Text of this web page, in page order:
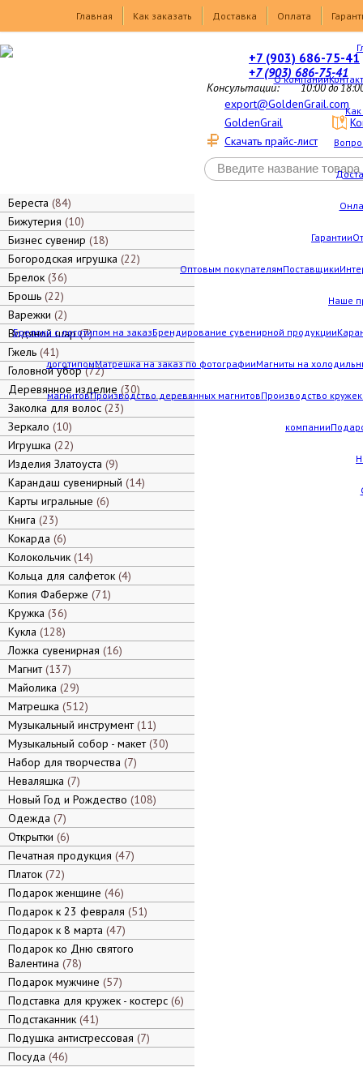
Главная
Как заказать Доставка Оплата
О компании
Как
Гарантии
Оптовым покупателямПоставщики
Наше
Брелоки с логотипом на заказБрендирование сувенирной продукции
логотипомМатрешка на заказ по фотографииМагниты на
магнитовПроизводство деревянных магнитовПроизводство
компании
+7 (903) 686-75-41
+7 (903) 686-75-41
Консультации: 10:00 до
export@GoldenGrail.com
GoldenGrail
Скачать прайс-лист
Береста 84
Бижутерия 10
Бизнес сувенир 18
Богородская игрушка 22
Брелок 36
Брошь 22
Варежки 2
Водяной шар 7
Гжель 41
Головной убор 72
Деревянное изделие 30
Заколка для волос 23
Зеркало 10
Игрушка 22
Изделия Златоуста 9
Карандаш сувенирный 14
Карты игральные 6
Книга 23
Кокарда 6
Колокольчик 14
Кольца для салфеток 4
Копия Фаберже 71
Кружка 36
Кукла 128
Ложка сувенирная 16
Магнит 137
Майолика 29
Матрешка 512
Музыкальный инструмент 11
Музыкальный собор - макет 30
Набор для творчества 7
Неваляшка 7
Новый Год и Рождество 108
Одежда 7
Открытки 6
Печатная продукция 47
Платок 72
Подарок женщине 46
Подарок к 23 февраля 51
Подарок к 8 марта 47
Подарок ко Дню святого
Валентина 78
Подарок мужчине 57
Подставка для кружек - костерс 6
Подстаканник 41
Подушка антистрессовая 7
Посуда 46